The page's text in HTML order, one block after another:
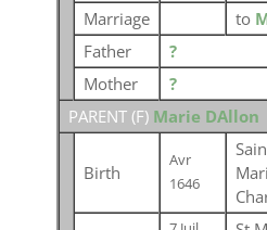
Marriage
to
Father
?
Mother
?
PARENT (F) Marie DAllon
Birth
Avr
1646